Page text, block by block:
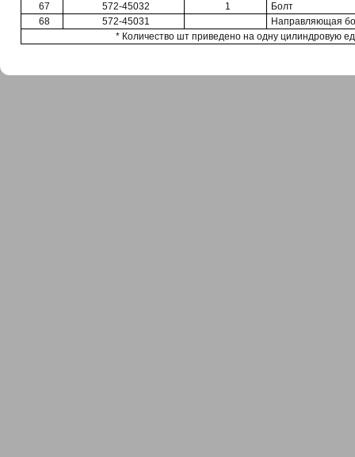
67
572-45032 1
Болт
68
572-45031
Направляющая
* Количество шт приведено на одну цилиндровую